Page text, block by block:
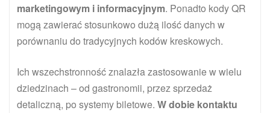
marketingowym i informacyjnym. Ponadto kody QR
mogą zawierać stosunkowo dużą ilość danych w
porównaniu do tradycyjnych kodów kreskowych.
Ich wszechstronność znalazła zastosowanie w wielu
dziedzinach – od gastronomii, przez sprzedaż
detaliczną, po systemy biletowe. W dobie kontaktu